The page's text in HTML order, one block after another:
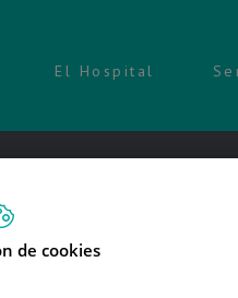
El Hospital
de cookies